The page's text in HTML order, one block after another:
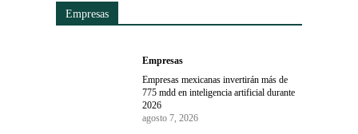
Empresas
Empresas
Empresas mexicanas invertirán más de
775 mdd en inteligencia artificial durante
2026
agosto 7, 2026